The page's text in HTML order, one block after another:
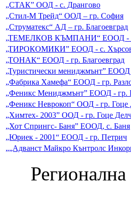
„СТАК” ООД - с. Дрангово
„Стил-М Трейд“ ООД – гр. София
„Струматекс“ АД – гр. Благоевград
„ТЕМЕЛКОВ КЪМПАНИ“ ЕООД -
„ТИРОКОМИКИ” ЕООД - с.
„ТОНАК“ ЕООД - гр. Благоевград
„Туристически мениджмънт” ЕООД
„Фабрика Хамефа“ ЕООД - гр.
„Феникс Мениджмънт” ЕООД - гр.
„Феникс Неврокоп“ ООД - гр. Гоце
„Химтех- 2003” ООД - гр. Гоце
„Хот Спрингс- Баня” ЕООД, с. Баня
„Юриек - 2001“ ЕООД - гр. Петрич
„„Адванст Майкро Кънтролс